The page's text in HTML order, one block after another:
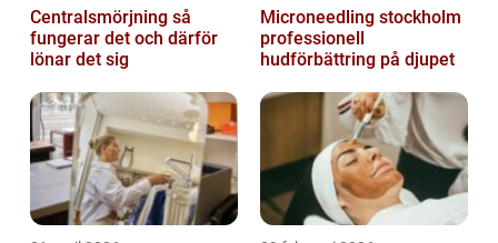
Centralsmörjning så
fungerar det och därför
lönar det sig
Microneedling stockholm
professionell
hudförbättring på djupet